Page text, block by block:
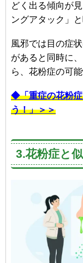
どく出る傾向が
ングアタック」
風邪では目の症
があると同時に
ら、花粉症の可
◆「重症の花粉
う！」＞＞
3.花粉症と